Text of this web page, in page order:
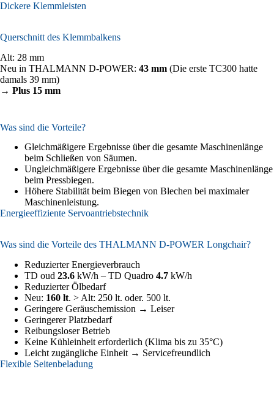
Dickere Klemmleisten
Querschnitt des Klemmbalkens
Alt: 28 mm
Neu in THALMANN D-POWER: 43 mm (Die erste TC300 hatte
damals 39 mm)
→ Plus 15 mm
Was sind die Vorteile?
Gleichmäßigere Ergebnisse über die gesamte Maschinenlänge
beim Schließen von Säumen.
Ungleichmäßigere Ergebnisse über die gesamte Maschinenlänge
beim Pressbiegen.
Höhere Stabilität beim Biegen von Blechen bei maximaler
Maschinenleistung.
Energieeffiziente Servoantriebstechnik
Was sind die Vorteile des THALMANN D-POWER Longchair?
Reduzierter Energieverbrauch
TD oud 23.6 kW/h – TD Quadro 4.7 kW/h
Reduzierter Ölbedarf
Neu: 160 lt. > Alt: 250 lt. oder. 500 lt.
Geringere Geräuschemission → Leiser
Geringerer Platzbedarf
Reibungsloser Betrieb
Keine Kühleinheit erforderlich (Klima bis zu 35°C)
Leicht zugängliche Einheit → Servicefreundlich
Flexible Seitenbeladung